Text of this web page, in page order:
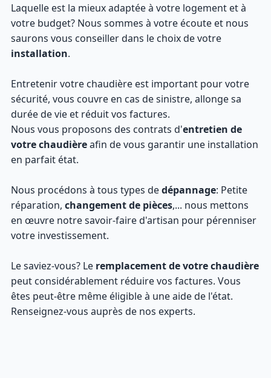
Laquelle est la mieux adaptée à votre logement et à
votre budget? Nous sommes à votre écoute et nous
saurons vous conseiller dans le choix de votre
installation.
Entretenir votre chaudière est important pour votre
sécurité, vous couvre en cas de sinistre, allonge sa
durée de vie et réduit vos factures.
Nous vous proposons des contrats d'entretien de
votre chaudièreafin de vous garantir une installation
en parfait état.
Nous procédons à tous types dedépannage: Petite
réparation, changement de pièces,... nous mettons
en œuvre notre savoir-faire d'artisan pour pérenniser
votre investissement.
Le saviez-vous? Le remplacement de votre chaudière
peut considérablement réduire vos factures. Vous
êtes peut-être même éligible à une aide de l'état.
Renseignez-vous auprès de nos experts.